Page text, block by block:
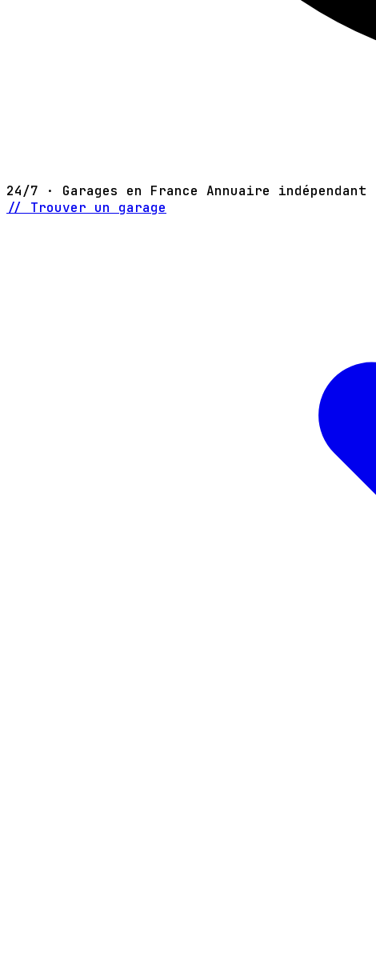
24/7 · Garages en France Annuaire
// Trouver un garage